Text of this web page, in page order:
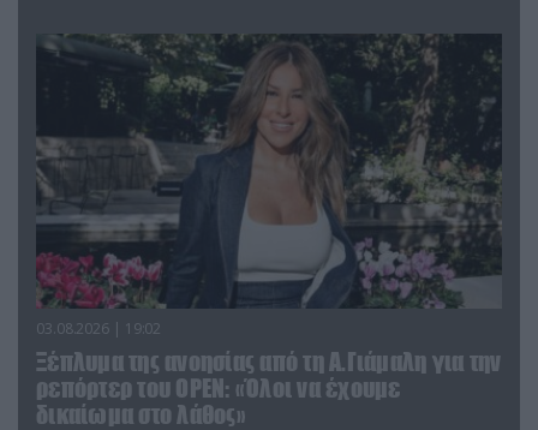
03.08.2026 | 19:02
Ξέπλυμα της ανοησίας από τη Α.Γιάμαλη για την
ρεπόρτερ του ΟΡΕΝ: «Όλοι να έχουμε
δικαίωμα στο λάθος»